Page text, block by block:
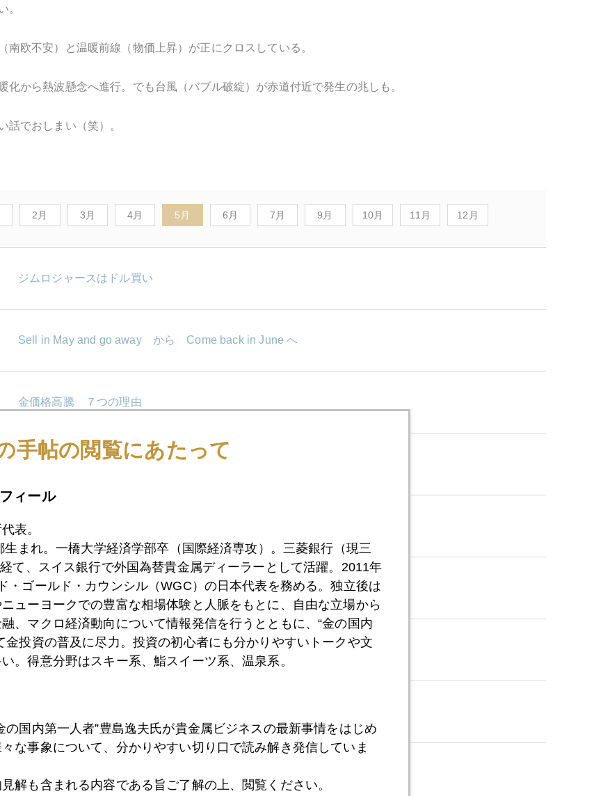
。
南欧不安）と温暖前線（物価上昇）が正にクロスしている。
化から熱波懸念へ進行。でも台風（バブル破綻）が赤道付近で発生の兆しも。
話でおしまい（笑）。
2月 3月 4月 5月 6月 7月 9月 10月 11月 12月
ジムロジャースはドル買い
Sell in May and go away から Come back in June へ
金価格高騰 ７つの理由
米国経済はスローダウン ギリシア国債はメルトダウン
２０１１年１－３月期 金需給動向
ギリシア危機最新事情
グローバル運用トレンド
手帖の閲覧にあたって
ィール
表。
生まれ。一橋大学経済学部卒（国際経済専攻）。三菱銀行（現三
て、スイス銀行で外国為替貴金属ディーラーとして活躍。2011年
・ゴールド・カウンシル（WGC）の日本代表を務める。独立後は
ューヨークでの豊富な相場体験と人脈をもとに、自由な立場から
、マクロ経済動向について情報発信を行うとともに、“金の国内
金投資の普及に尽力。投資の初心者にも分かりやすいトークや文
。得意分野はスキー系、鮨スイーツ系、温泉系。
の国内第一人者”豊島逸夫氏が貴金属ビジネスの最新事情をはじめ
な事象について、分かりやすい切り口で読み解き発信していま
解も含まれる内容である旨ご了解の上、閲覧ください。